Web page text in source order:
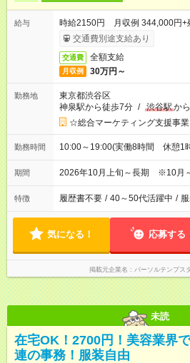
給与
時給2150円 月収例 344,000円+
交通費別途支給あり
交通費 全額支給
月収例 30万円～
勤務地
東京都渋谷区
神泉駅から徒歩7分 / 渋谷駅か
☆総合マーケティング支援事
勤務時間 10:00～19:00(実働8時間 休憩1
期間 2026年10月上旬～長期 ※10月
特徴 履歴書不要 / 40～50代活躍中 /
気になる！ 応募する
掲載元企業名 パーソルテンプス
未読
在宅OK！2700円！美容業界
連の事務！服装自由